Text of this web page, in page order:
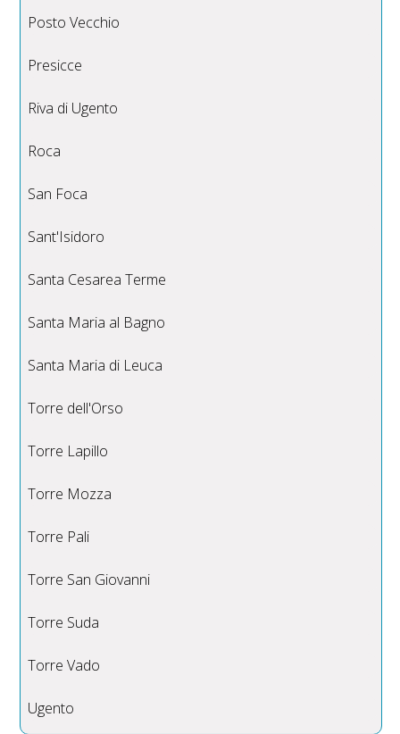
Posto Vecchio
Presicce
Riva di Ugento
Roca
San Foca
Sant'Isidoro
Santa Cesarea Terme
Santa Maria al Bagno
Santa Maria di Leuca
Torre dell'Orso
Torre Lapillo
Torre Mozza
Torre Pali
Torre San Giovanni
Torre Suda
Torre Vado
Ugento